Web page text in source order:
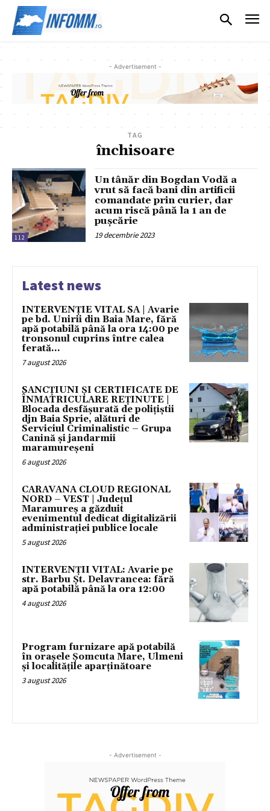
- Advertisement -
TAG
închisoare
112
Un tânăr din Bogdan Vodă a
vrut să facă bani din artificii
comandate prin curier, dar
acum riscă până la 1 an de
pușcărie
19 decembrie 2023
Latest news
INTERVENȚIE VITAL SA | Avarie
pe bd. Unirii din Baia Mare, fără
apă potabilă până la ora 14:00 pe
tronsonul cuprins între calea
ferată...
7 august 2026
SANCȚIUNI ȘI CERTIFICATE DE
ÎNMATRICULARE REȚINUTE |
Blocada desfășurată de polițiștii
djn Baia Sprie, alături de
Serviciul Criminalistic – Grupa
Canină și jandarmii
maramureșeni
6 august 2026
CARAVANA CLOUD REGIONAL
NORD – VEST | Județul
Maramureș a găzduit
evenimentul dedicat digitalizării
administrației publice locale
5 august 2026
INTERVENȚII VITAL: Avarie pe
str. Barbu Șt. Delavrancea: fără
apă potabilă până la ora 12:00
4 august 2026
Program furnizare apă potabilă
în orașele Șomcuta Mare, Ulmeni
și localitățile aparținătoare
3 august 2026
- Advertisement -